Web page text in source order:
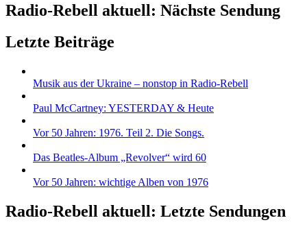
Radio-Rebell aktuell: Nächste Sendung
Letzte Beiträge
Musik aus der Ukraine – nonstop in Radio-Rebell
Paul McCartney: YESTERDAY & Heute
Vor 50 Jahren: 1976. Teil 2. Die Songs.
Das Beatles-Album „Revolver“ wird 60
Vor 50 Jahren: wichtige Alben von 1976
Radio-Rebell aktuell: Letzte Sendungen